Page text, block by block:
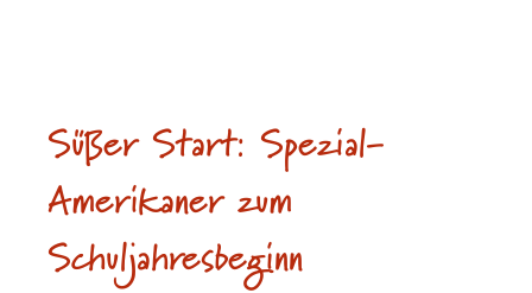
Süßer Start: Spezial-
Amerikaner zum
Schuljahresbeginn